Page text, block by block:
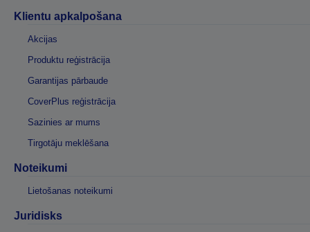
Klientu apkalpošana
Akcijas
Produktu reģistrācija
Garantijas pārbaude
CoverPlus reģistrācija
Sazinies ar mums
Tirgotāju meklēšana
Noteikumi
Lietošanas noteikumi
Juridisks